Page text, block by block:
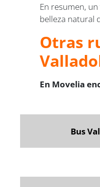
En resumen,
belleza natural
Otras
En Movelia
Bus